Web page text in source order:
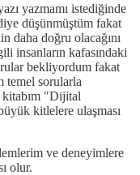
yazmamı istediğinde
düşünmüştüm fakat
daha doğru olacağını
insanların kafasındaki
bekliyordum fakat
temel sorularla
kitabım "Dijital
kitlelere ulaşması
ve deneyimlere
olur.